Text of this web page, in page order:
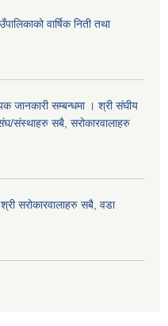
वार्षिक निती तथा
जानकारी सम्बन्धमा । श्री संघीय
संस्थाहरु सबै, सरोकारवालाहरु
सरोकारवालाहरु सबै, वडा